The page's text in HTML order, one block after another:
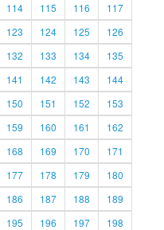
114 115 116
117
123 124 125
126
132 133 134
135
141 142 143
144
150 151 152
153
159 160 161
162
168 169 170
171
177 178 179
180
186 187 188
189
195 196 197
198